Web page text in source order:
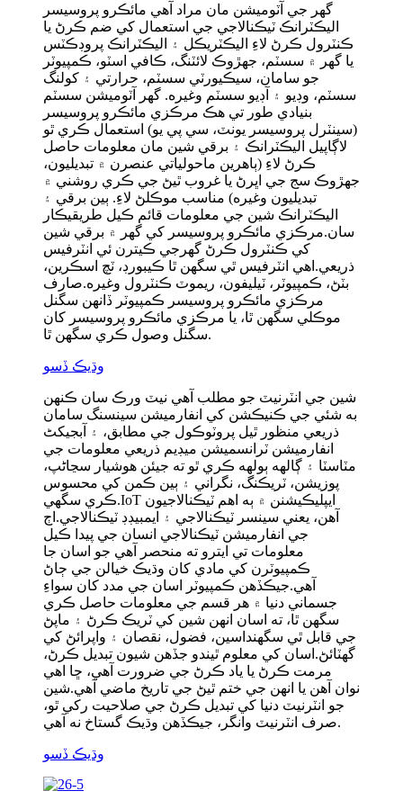
گهر جي آٽوميشن مان مراد آهي مائڪرو پروسيسر
اليڪٽرانڪ ٽيڪنالاجي جي استعمال کي ضم ڪرڻ يا
ڪنٽرول ڪرڻ لاءِ اليڪٽريڪل ۽ اليڪٽرانڪ پروڊڪٽس
يا گهر ۾ سسٽم، جهڙوڪ لائٽنگ، ڪافي اسٽو، ڪمپيوٽر
جو سامان، سيڪيورٽي سسٽم، حرارتي ۽ کولنگ
سسٽم، وڊيو ۽ آڊيو سسٽم وغيره. گهر آٽوميشن سسٽم
بنيادي طور تي هڪ مرڪزي مائڪرو پروسيسر
(سينٽرل پروسيسر يونٽ، سي پي يو) استعمال ڪري ٿو
لاڳاپيل اليڪٽرانڪ ۽ برقي شين مان معلومات حاصل
ڪرڻ لاءِ (ٻاهرين ماحولياتي عنصرن ۾ تبديليون،
جهڙوڪ سج جي اڀرڻ يا غروب ٿيڻ جي ڪري روشني ۾
تبديليون وغيره) مناسب موڪلڻ لاءِ. ٻين برقي ۽
اليڪٽرانڪ شين جي معلومات قائم ڪيل طريقيڪار
سان.مرڪزي مائڪرو پروسيسر کي گھر ۾ برقي شين
کي ڪنٽرول ڪرڻ گهرجي ڪيترن ئي انٽرفيس
ذريعي.اهي انٽرفيس ٿي سگهن ٿا ڪيبورڊ، ٽچ اسڪرين،
بٽڻ، ڪمپيوٽر، ٽيليفون، ريموٽ ڪنٽرول وغيره.صارف
مرڪزي مائڪرو پروسيسر ڪمپيوٽر ڏانهن سگنل
موڪلي سگھن ٿا، يا مرڪزي مائڪرو پروسيسر کان
سگنل وصول ڪري سگھن ٿا.
وڌيڪ ڏسو
شين جي انٽرنيٽ جو مطلب آهي نيٽ ورڪ سان ڪنهن
به شئي جي ڪنيڪشن کي انفارميشن سينسنگ سامان
ذريعي منظور ٿيل پروٽوڪول جي مطابق، ۽ آبجیکٹ
انفارميشن ٽرانسميشن ميڊيم ذريعي معلومات جي
مٽاسٽا ۽ ڳالهه ٻولهه ڪري ٿو ته جيئن هوشيار سڃاڻپ،
پوزيشن، ٽريڪنگ، نگراني ۽ ٻين ڪمن کي محسوس
ڪري سگهي.IoT ايپليڪيشنن ۾ ٻه اهم ٽيڪنالاجيون
آهن، يعني سينسر ٽيڪنالاجي ۽ ايمبيڊڊ ٽيڪنالاجي.اڄ
جي انفارميشن ٽيڪنالاجي انسان جي پيدا ڪيل
معلومات تي ايترو ته منحصر آهي جو اسان جا
ڪمپيوٽرن کي مادي کان وڌيڪ خيالن جي ڄاڻ
آهي.جيڪڏهن ڪمپيوٽر اسان جي مدد کان سواءِ
جسماني دنيا ۾ هر قسم جي معلومات حاصل ڪري
سگھن ٿا، ته اسان انهن شين کي ٽريڪ ڪرڻ ۽ ماپڻ
جي قابل ٿي سگهنداسين، فضول، نقصان ۽ واپرائڻ کي
گهٽائڻ.اسان کي معلوم ٿيندو جڏهن شيون تبديل ڪرڻ،
مرمت ڪرڻ يا ياد ڪرڻ جي ضرورت آهي، ڇا اهي
نوان آهن يا انهن جي ختم ٿيڻ جي تاريخ ماضي آهي.شين
جو انٽرنيٽ دنيا کي تبديل ڪرڻ جي صلاحيت رکي ٿو،
صرف انٽرنيٽ وانگر، جيڪڏهن وڌيڪ گستاخ نه آهي.
وڌيڪ ڏسو